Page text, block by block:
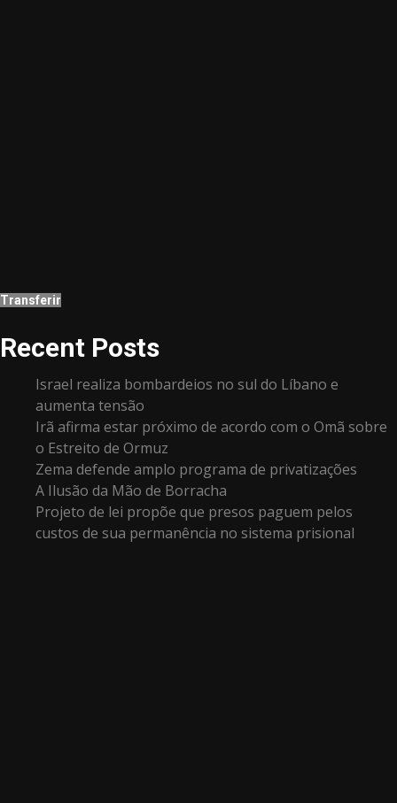
Transferir
Recent Posts
Israel realiza bombardeios no sul do Líbano e
aumenta tensão
Irã afirma estar próximo de acordo com o Omã sobre
o Estreito de Ormuz
Zema defende amplo programa de privatizações
A Ilusão da Mão de Borracha
Projeto de lei propõe que presos paguem pelos
custos de sua permanência no sistema prisional